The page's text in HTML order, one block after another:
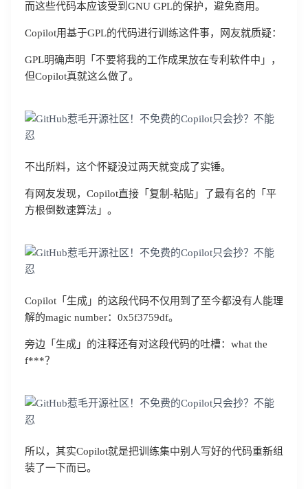
而这些代码本应该受到GNU GPL的保护，避免商用。
Copilot用基于GPL的代码进行训练这件事，网友就质疑：
GPL明确声明「不要将我的工作成果放在专利软件中」，
但Copilot真就这么做了。
不出所料，这个怀疑没过两天就变成了实锤。
有网友发现，Copilot直接「复制-粘贴」了最有名的「平
方根倒数速算法」。
Copilot「生成」的这段代码不仅用到了至今都没有人能理
解的magic number：0x5f3759df。
旁边「生成」的注释还有对这段代码的吐槽：what the
f***？
所以，其实Copilot就是把训练集中别人写好的代码重新组
装了一下而已。
登录客服云